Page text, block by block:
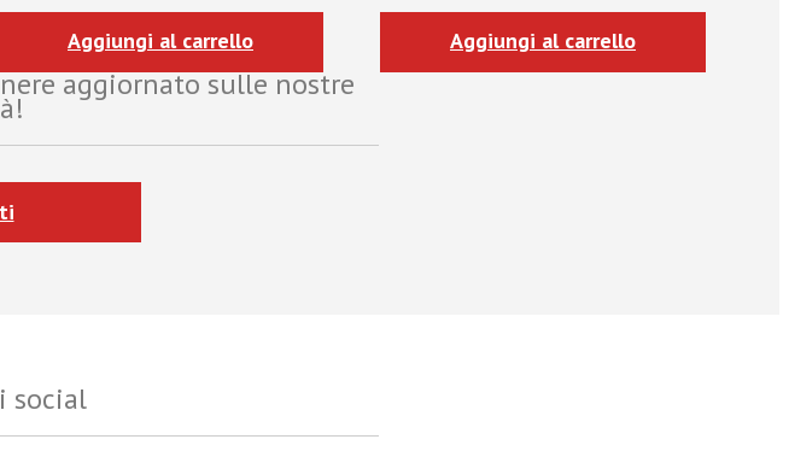
Aggiungi al carrello Aggiungi al carrello
aggiornato sulle nostre
social